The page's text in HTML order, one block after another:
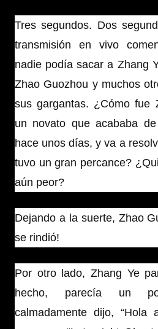
Tres segundos. Dos
transmisión en vivo
nadie podía sacar a Zhang
Zhao Guozhou y muchos
sus gargantas. ¿Cómo fue
un novato que acababa
hace unos días, y va a
tuvo un gran percance?
aún peor?
Dejando a la suerte, Zhao
se rindió!
Por otro lado, Zhang Ye
hecho, parecía un
calmadamente dijo,